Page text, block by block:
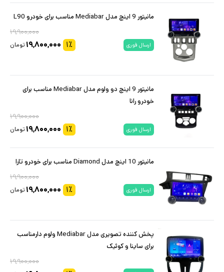
مانیتور 9 اینچ مدل Mediabar مناسب برای خودرو L90
۱۹,۹۰۰,۰۰۰
ارسال فوری ۱٪ ۱۹,۸۰۰,۰۰۰ تومان
مانیتور 9 اینچ دو ولوم مدل Mediabar مناسب برای
خودرو رانا
۱۹,۹۰۰,۰۰۰
ارسال فوری ۱٪ ۱۹,۸۰۰,۰۰۰ تومان
مانیتور 10 اینچ مدل Diamond مناسب برای خودرو تارا
۱۹,۹۰۰,۰۰۰
ارسال فوری ۱٪ ۱۹,۸۰۰,۰۰۰ تومان
پخش کننده تصویری مدل Mediabar ولوم دارمناسب
برای ساینا و کوئیک
۱۹,۹۰۰,۰۰۰